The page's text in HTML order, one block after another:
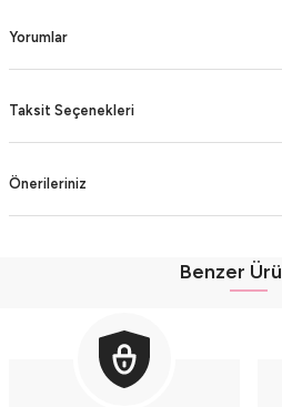
Yorumlar
Taksit Seçenekleri
Önerileriniz
Benzer
Erkek Çocuk Bıyıklı Şişme Yelekli 3’lü